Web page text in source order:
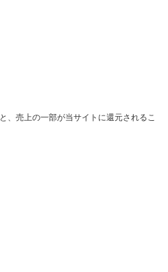
、売上の一部が当サイトに還元されるこ